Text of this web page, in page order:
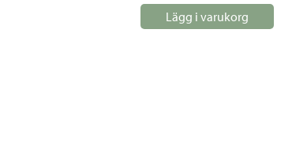
Lägg i varukorg